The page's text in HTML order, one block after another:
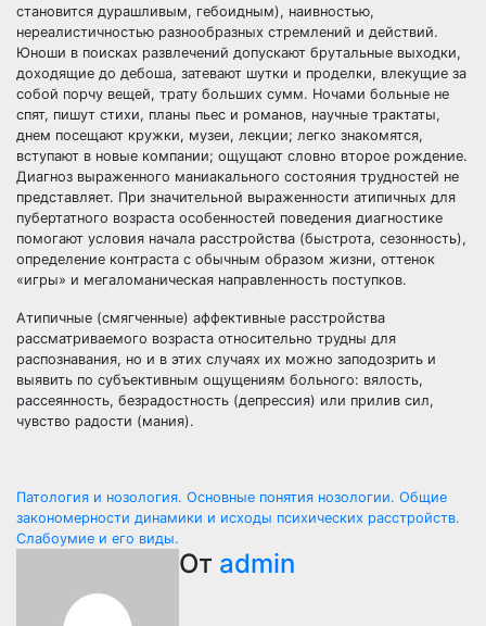
становится дурашливым, гебоидным), наивностью,
нереалистичностью разнообразных стремлений и действий.
Юноши в поисках развлечений допускают брутальные выходки,
доходящие до дебоша, затевают шутки и проделки, влекущие за
собой порчу вещей, трату больших сумм. Ночами больные не
спят, пишут стихи, планы пьес и романов, научные трактаты,
днем посещают кружки, музеи, лекции; легко знакомятся,
вступают в новые компании; ощущают словно второе рождение.
Диагноз выраженного маниакального состояния трудностей не
представляет. При значительной выраженности атипичных для
пубертатного возраста особенностей поведения диагностике
помогают условия начала расстройства (быстрота, сезонность),
определение контраста с обычным образом жизни, оттенок
«игры» и мегаломаническая направленность поступков.
Атипичные (смягченные) аффективные расстройства
рассматриваемого возраста относительно трудны для
распознавания, но и в этих случаях их можно заподозрить и
выявить по субъективным ощущениям больного: вялость,
рассеянность, безрадостность (депрессия) или прилив сил,
чувство радости (мания).
Навигация
по
записям
Патология и нозология. Основные понятия нозологии. Общие
закономерности динамики и исходы психических расстройств.
Слабоумие и его виды.
От admin